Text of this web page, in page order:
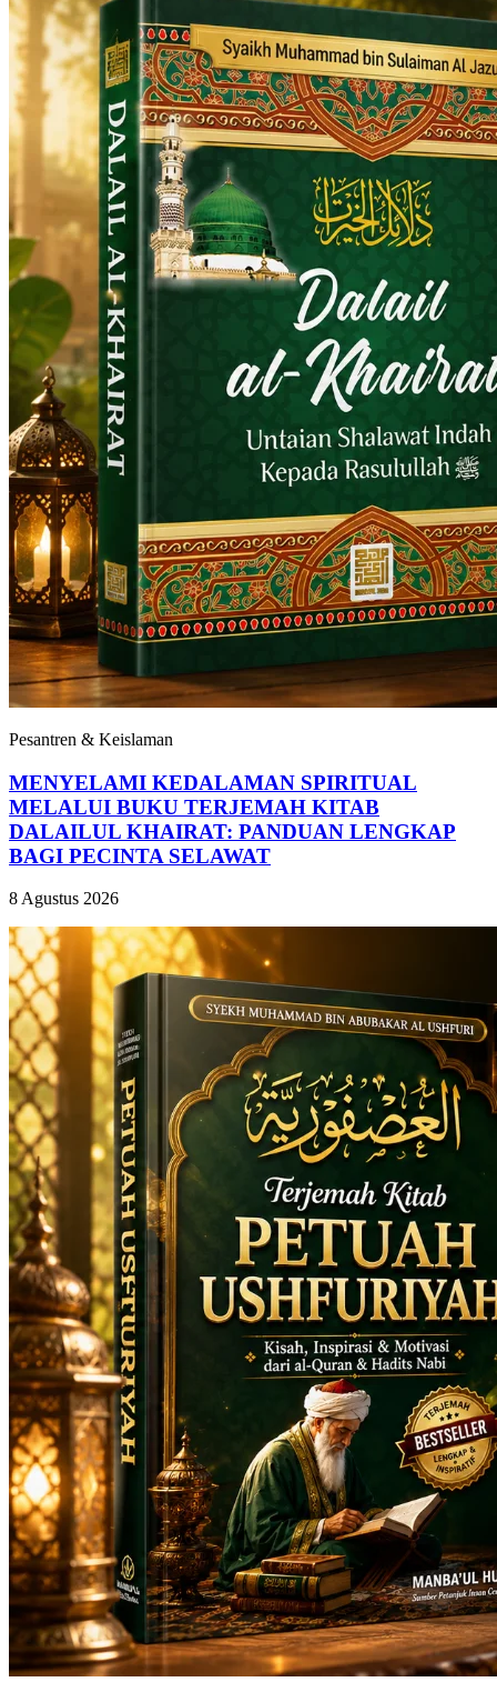
Pesantren & Keislaman
MENYELAMI KEDALAMAN SPIRITUAL
MELALUI BUKU TERJEMAH KITAB
DALAILUL KHAIRAT: PANDUAN LENGKAP
BAGI PECINTA SELAWAT
8 Agustus 2026